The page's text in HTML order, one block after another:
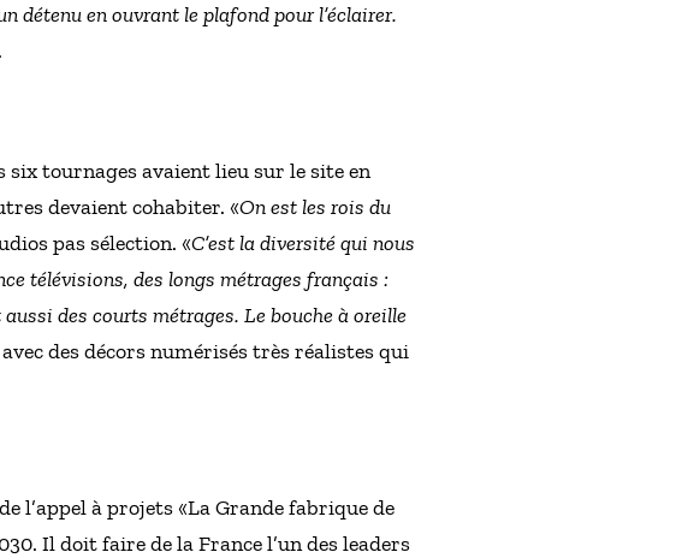
détenu en ouvrant le plafond pour l’éclairer.
six tournages avaient lieu sur le site en
devaient cohabiter. «On est les rois du
pas sélection. «C’est la diversité qui nous
télévisions, des longs métrages français :
des courts métrages. Le bouche à oreille
des décors numérisés très réalistes qui
l’appel à projets «La Grande fabrique de
Il doit faire de la France l’un des leaders